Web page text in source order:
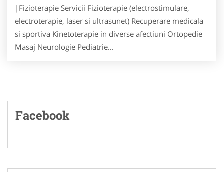
|Fizioterapie Servicii Fizioterapie (electrostimulare,
electroterapie, laser si ultrasunet) Recuperare medicala
si sportiva Kinetoterapie in diverse afectiuni Ortopedie
Masaj Neurologie Pediatrie...
Facebook